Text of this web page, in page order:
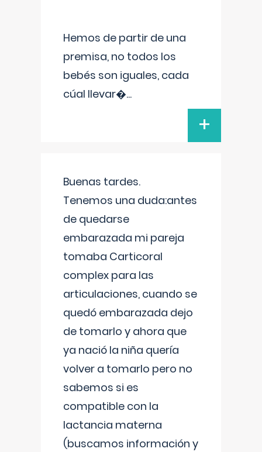
Hemos de partir de una
premisa, no todos los
bebés son iguales, cada
cúal llevar�...
+
Buenas tardes.
Tenemos una duda:antes
de quedarse
embarazada mi pareja
tomaba Carticoral
complex para las
articulaciones, cuando se
quedó embarazada dejo
de tomarlo y ahora que
ya nació la niña quería
volver a tomarlo pero no
sabemos si es
compatible con la
lactancia materna
(buscamos información y